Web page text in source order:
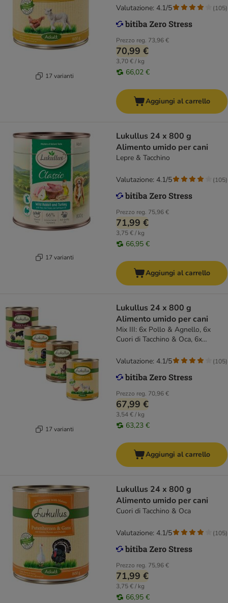
17 varianti
Tacchino
Prezzo reg. 73,96 €
70,99 €
3,70 € / kg
66,02 €
Valutazione: 4.1/5 (105)
Aggiungi al carrello
17 varianti
Lukullus 24 x 800 g
Alimento umido per cani
Lepre & Tacchino
Prezzo reg. 75,96 €
71,99 €
3,75 € / kg
66,95 €
Valutazione: 4.1/5 (105)
Aggiungi al carrello
17 varianti
Lukullus 24 x 800 g
Alimento umido per cani
Mix III: 6x Pollo & Agnello, 6x
Cuori di Tacchino & Oca, 6x
Tacchino
Prezzo reg. 70,96 €
67,99 €
3,54 € / kg
63,23 €
Valutazione: 4.1/5 (105)
Aggiungi al carrello
Lukullus 24 x 800 g
Alimento umido per cani
Cuori di Tacchino & Oca
Prezzo reg. 75,96 €
71,99 €
3,75 € / kg
66,95 €
Valutazione: 4.1/5 (105)